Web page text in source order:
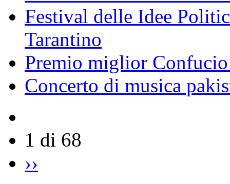
Festival delle Idee
Tarantino
Premio miglior
Concerto di musica
1 di 68
››